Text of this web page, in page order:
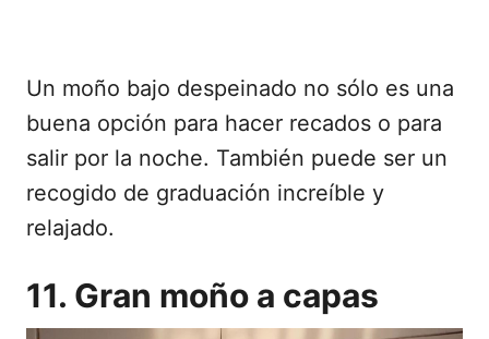
Un moño bajo despeinado no sólo es una
buena opción para hacer recados o para
salir por la noche. También puede ser un
recogido de graduación increíble y
relajado.
11. Gran moño a capas